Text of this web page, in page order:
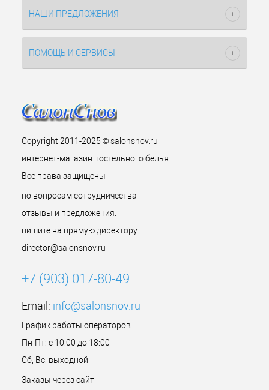
НАШИ ПРЕДЛОЖЕНИЯ
ПОМОЩЬ И СЕРВИСЫ
Copyright 2011-2025 © salonsnov.ru
интернет-магазин постельного белья.
Все права защищены
по вопросам сотрудничества
отзывы и предложения.
пишите на прямую директору
director@salonsnov.ru
+7 (903) 017-80-49
Email: info@salonsnov.ru
График работы операторов
Пн-Пт: с 10:00 до 18:00
Сб, Вс: выходной
Заказы через сайт